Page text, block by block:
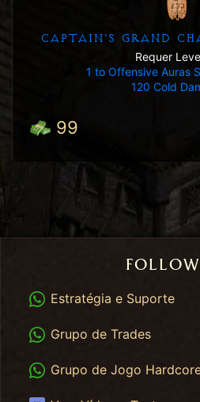
CAPTAIN'S GRAND
Requer
1 to Offensive Auras
120 Cold
99
WhatsApp
Estratégia e Suporte
WhatsApp Trades
Grupo de Trades
WhatsApp HC
Grupo de Jogo